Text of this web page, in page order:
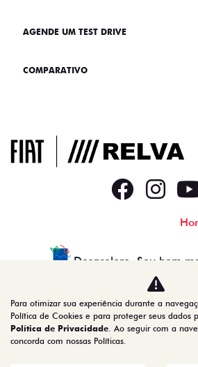
AGENDE UM TEST DRIVE
COMPARATIVO
Desacelere. Seu bem
RELVA VEICULOS LTDA
39.283.528/0001-50
Para otimizar sua experiência durante a
Política de Cookies e para proteger seus dados
Política de Privacidade. Ao seguir com a
concorda com nossas Políticas.